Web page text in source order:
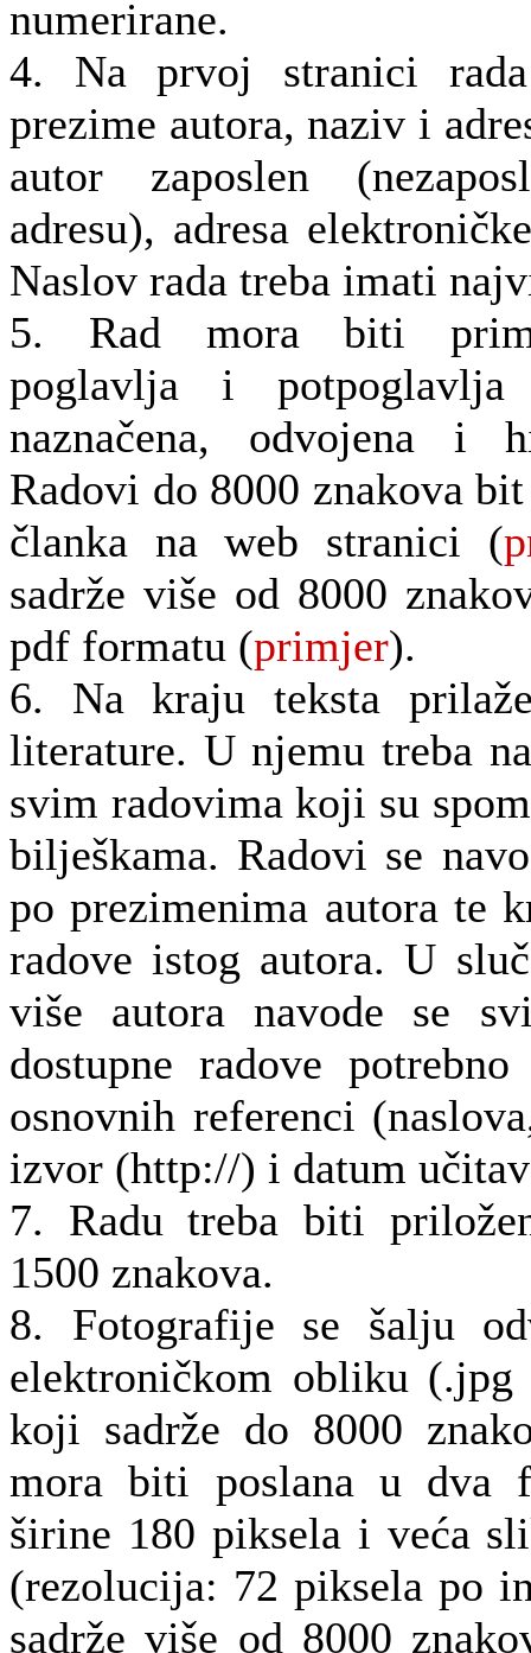
numerirane.
4. Na prvoj stranici
prezime autora, naziv i
autor zaposlen
adresu), adresa
Naslov rada treba imati
5. Rad mora biti
poglavlja i
naznačena, odvojena i
Radovi do 8000 znakova
članka na web stranici (
sadrže više od 8000
pdf formatu (primjer).
6. Na kraju teksta
literature. U njemu treba
svim radovima koji su
bilješkama. Radovi se
po prezimenima autora te
radove istog autora. U
više autora navode se
dostupne radove
osnovnih referenci
izvor (http://) i datum
7. Radu treba biti
1500 znakova.
8. Fotografije se šalju
elektroničkom obliku
koji sadrže do 8000
mora biti poslana u dva
širine 180 piksela i veća
(rezolucija: 72 piksela po
sadrže više od 8000